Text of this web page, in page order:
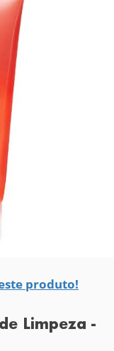
produto!
Limpeza -